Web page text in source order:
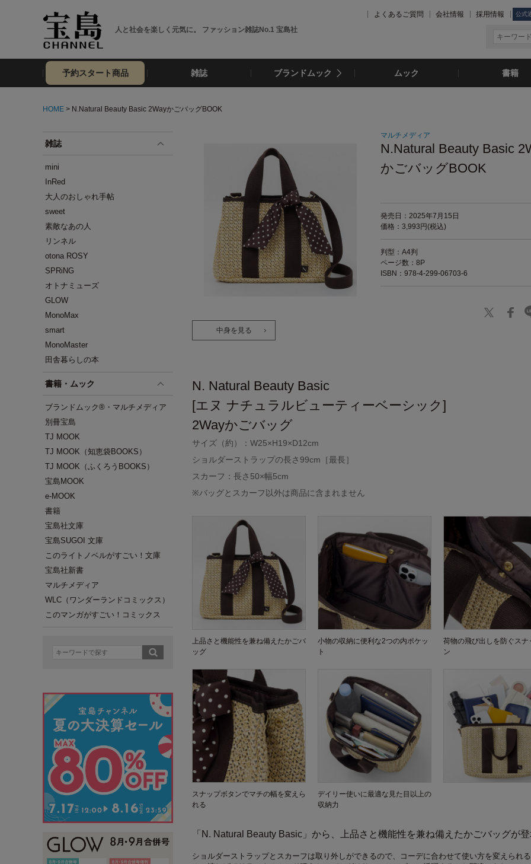
人と社会を楽しく元気に。 ファッション雑誌No.1 宝島社
よくあるご質問 会社情報 採用情報 公式
予約スタート商品 雑誌 ブランドムック ムック 書籍
HOME > N.Natural Beauty Basic 2WayかごバッグBOOK
雑誌
mini
InRed
大人のおしゃれ手帖
sweet
素敵なあの人
リンネル
otona ROSY
SPRiNG
オトナミューズ
GLOW
MonoMax
smart
MonoMaster
田舎暮らしの本
書籍・ムック
ブランドムック®・マルチメディア
別冊宝島
TJ MOOK
TJ MOOK（知恵袋BOOKS）
TJ MOOK（ふくろうBOOKS）
宝島MOOK
e-MOOK
書籍
宝島社文庫
宝島SUGOI 文庫
このライトノベルがすごい！文庫
宝島社新書
マルチメディア
WLC（ワンダーランドコミックス）
このマンガがすごい！コミックス
中身を見る
マルチメディア
N.Natural Beauty Basic
かごバッグBOOK
発売日：2025年7月15日
価格：3,993円(税込)
判型：A4判
ページ数：8P
ISBN：978-4-299-06703-6
N. Natural Beauty Basic
[エヌ ナチュラルビューティーベーシック]
2Wayかごバッグ
サイズ（約）：W25×H19×D12cm
ショルダーストラップの長さ99cm［最長］
スカーフ：長さ50×幅5cm
※バッグとスカーフ以外は商品に含まれません
上品さと機能性を兼ね備えたかごバ
ッグ
小物の収納に便利な2つの内ポケッ
ト
荷物の飛び出しを防ぐスナ
ン
スナップボタンでマチの幅を変えら
れる
デイリー使いに最適な見た目以上の
収納力
「N. Natural Beauty Basic」から、上品さと機能性を兼ね備えたかごバッグが
ショルダーストラップとスカーフは取り外しができるので、コーデに合わせて使い方を変えられ